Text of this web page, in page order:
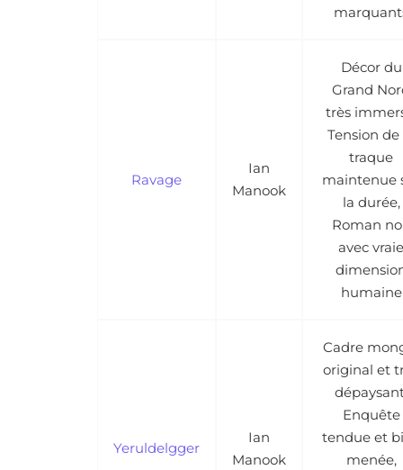
Ravage
Ian
Manook
Décor du
Grand
très
Tension de
traque
maintenue
la durée,
Roman
avec vraie
humaine
Yeruldelgger
Ian
Manook
Cadre
original et
Enquête
tendue et
menée,